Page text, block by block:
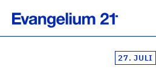
27. JULI